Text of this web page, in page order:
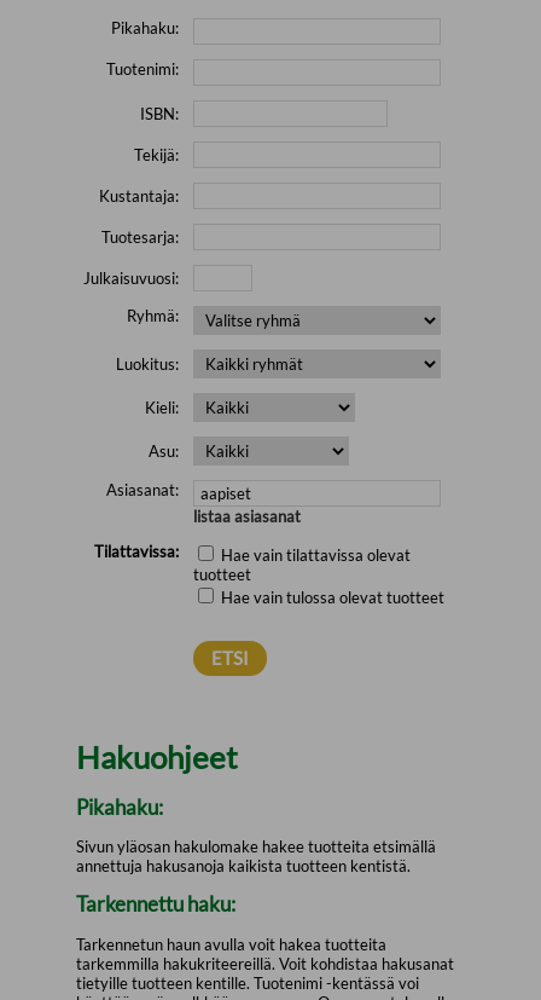
Pikahaku:
Tuotenimi:
ISBN:
Tekijä:
Kustantaja:
Tuotesarja:
Julkaisuvuosi:
Ryhmä:
Luokitus:
Kieli:
Asu:
Asiasanat:
listaa asiasanat
Tilattavissa:
Hae vain tilattavissa olevat
tuotteet
Hae vain tulossa olevat tuotteet
Hakuohjeet
Pikahaku:
Sivun yläosan hakulomake hakee tuotteita etsimällä
annettuja hakusanoja kaikista tuotteen kentistä.
Tarkennettu haku:
Tarkennetun haun avulla voit hakea tuotteita
tarkemmilla hakukriteereillä. Voit kohdistaa hakusanat
tietyille tuotteen kentille. Tuotenimi -kentässä voi